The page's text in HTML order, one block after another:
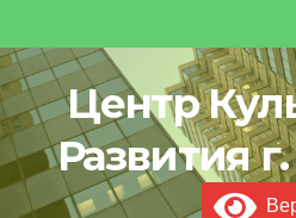
к
содержимомуЦентр
Развития